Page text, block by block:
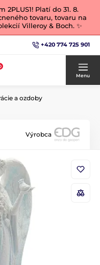
2PLUS1! Platí do 31. 8.
tovaru, tovaru na
Villeroy & Boch. ✨
+420 774 725 901
Menu
a ozdoby
Výrobca